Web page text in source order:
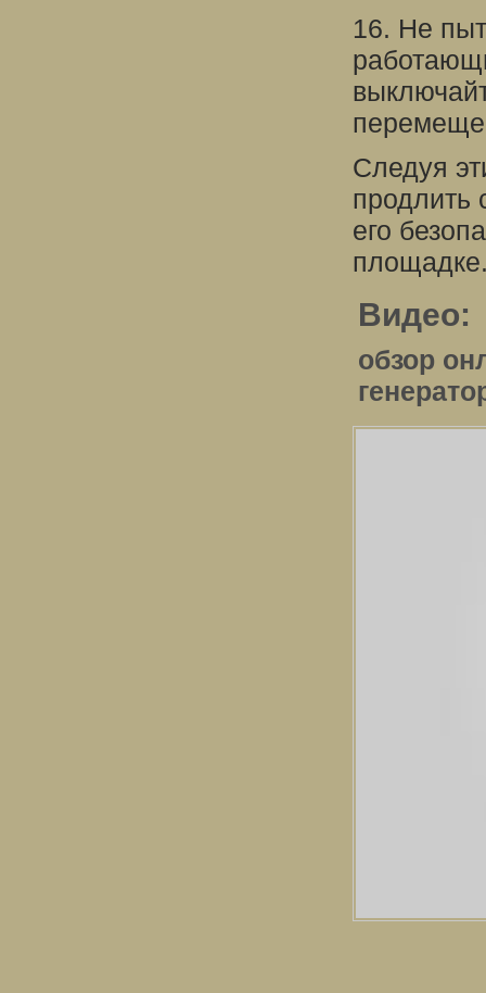
16. Не
Следуя
продлить
его
Видео:
обзор